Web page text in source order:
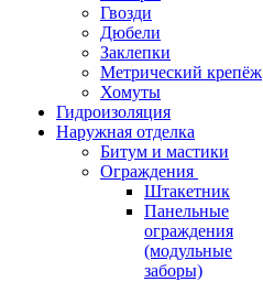
Гвозди
Дюбели
Заклепки
Метрический крепёж
Хомуты
Гидроизоляция
Наружная отделка
Битум и мастики
Ограждения
Штакетник
Панельные
ограждения
(модульные
заборы)